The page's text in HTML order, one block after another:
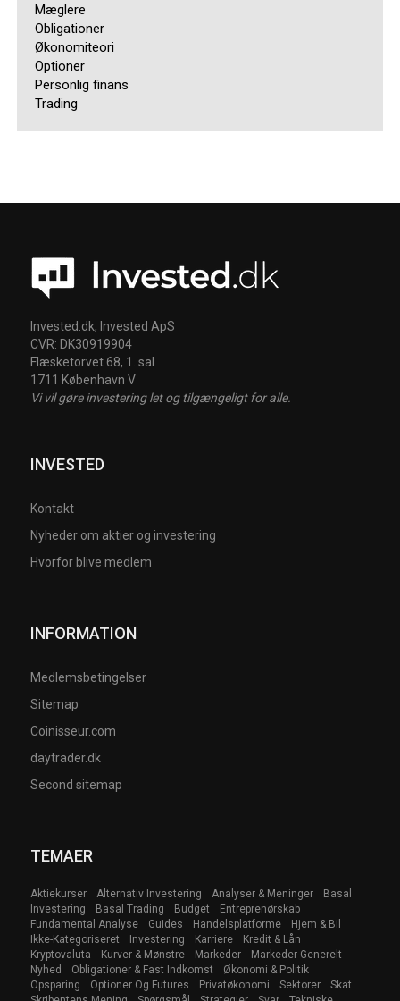
Mæglere
Obligationer
Økonomiteori
Optioner
Personlig finans
Trading
Invested.dk, Invested ApS
CVR: DK30919904
Flæsketorvet 68, 1. sal
1711 København V
Vi vil gøre investering let og tilgængeligt for alle.
INVESTED
Kontakt
Nyheder om aktier og investering
Hvorfor blive medlem
INFORMATION
Medlemsbetingelser
Sitemap
Coinisseur.com
daytrader.dk
Second sitemap
TEMAER
Aktiekurser Alternativ Investering Analyser & Meninger
Basal
Investering
Basal Trading Budget
Entreprenørskab
Fundamental Analyse
Guides Handelsplatforme
Hjem & Bil
Ikke-Kategoriseret
Investering Karriere
Kredit & Lån
Kryptovaluta
Kurver & Mønstre Markeder
Markeder Generelt
Nyhed
Obligationer & Fast Indkomst
Økonomi & Politik
Opsparing
Optioner Og Futures Privatøkonomi Sektorer
Skat